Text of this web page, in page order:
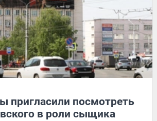
пригласили посмотреть
в роли сыщика